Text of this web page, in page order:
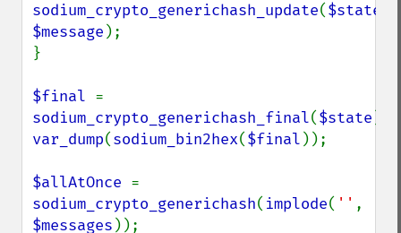
sodium_crypto_generichash_update($state
$message );
}
$final
sodium_crypto_generichash_final($state
var_dump(sodium_bin2hex($final ));
$allAtOnce
sodium_crypto_generichash( implode( ''
$messages